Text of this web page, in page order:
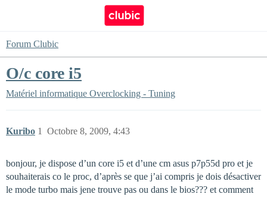
Forum Clubic
O/c core i5
Matériel informatique Overclocking - Tuning
Kuribo Octobre 8, 2009, 4:43
1
bonjour, je dispose d’un core i5 et d’une cm asus p7p55d pro et je
souhaiterais co le proc, d’après se que j’ai compris je dois désactiver
le mode turbo mais jene trouve pas ou dans le bios??? et comment